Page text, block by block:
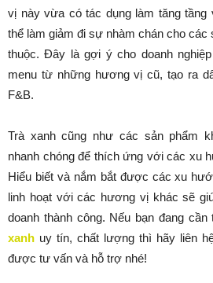
vị này vừa có tác dụng làm tăng
thể làm giảm đi sự nhàm chán cho các
thuộc. Đây là gợi ý cho doanh
menu từ những hương vị cũ, tạo ra
F&B.
Trà xanh cũng như các sản phẩm
nhanh chóng để thích ứng với các xu
Hiểu biết và nắm bắt được các xu
linh hoạt với các hương vị khác sẽ
doanh thành công. Nếu bạn đang
xanh uy tín, chất lượng thì hãy liên
được tư vấn và hỗ trợ nhé!